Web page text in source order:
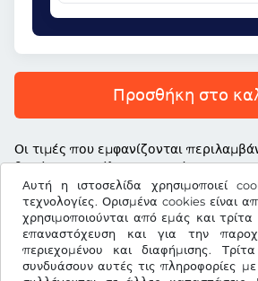
Αυτή η ιστοσελίδα χρησιμοποιεί
τεχνολογίες. Ορισμένα cookies είναι
χρησιμοποιούνται από εμάς και τρίτα
επαναστόχευση και για την
περιεχομένου και διαφήμισης.
συνδυάσουν αυτές τις πληροφορίες
Προσθήκη στο
Οι τιμές που εμφανίζονται
βινιέτας, το τέλος υπηρεσίας και
TL ₺TRY